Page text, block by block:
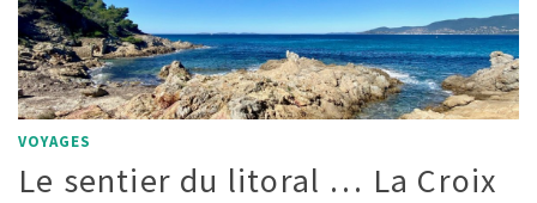
VOYAGES
Le sentier du litoral … La Croix